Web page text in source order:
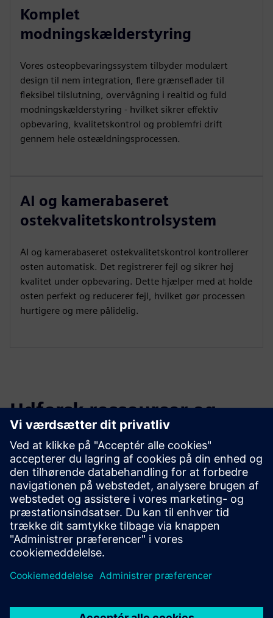
Komplet
modningskælderstyring
Vores osteopbevaringssystem tilbyder modulært
design til nem integration, flere grænseflader til
fleksibel tilslutning, overvågning i realtid og fuld
modningskælderstyring - hvilket sikrer effektiv
opbevaring, kvalitetskontrol og problemfri drift
gennem hele osteældningsprocessen.
AI og kamerabaseret
ostekvalitetskontrolsystem
AI og kamerabaseret ostekvalitetskontrol kontrollerer
osten automatisk. Det registrerer fejl og sikrer høj
kvalitet under opbevaring. Dette hjælper med at holde
osten perfekt og reducerer fejl, hvilket gør processen
hurtigere og mere pålidelig.
Udforsk ressourcer og
relaterede produkter
Yderligere oplysninger og
ressourcer
Opbevaring af netværkslayout